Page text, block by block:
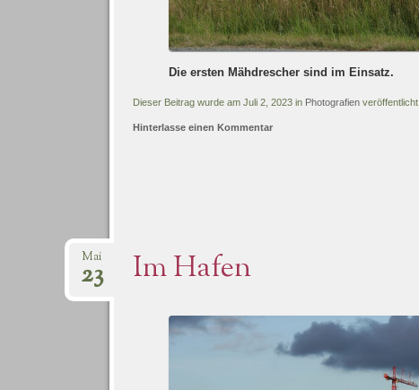
Die ersten Mähdrescher sind im Einsatz.
Dieser Beitrag wurde am Juli 2, 2023 in Photografienveröffentlicht.
Hinterlasse einen Kommentar
Im Hafen
Mai
23